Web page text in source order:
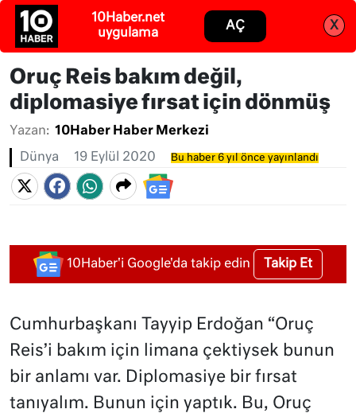
Abone ol Giriş
Oruç Reis bakım değil,
diplomasiye fırsat için dönmüş
Yazan: 10Haber Haber Merkezi
Dünya 19 Eylül 2020 Bu haber 6 yıl önce yayınlandı
10Haber'i Google'da takip edin Takip Et
Cumhurbaşkanı Tayyip Erdoğan “Oruç
Reis’i bakım için limana çektiysek bunun
bir anlamı var. Diplomasiye bir fırsat
tanıyalım. Bunun için yaptık. Bu, Oruç